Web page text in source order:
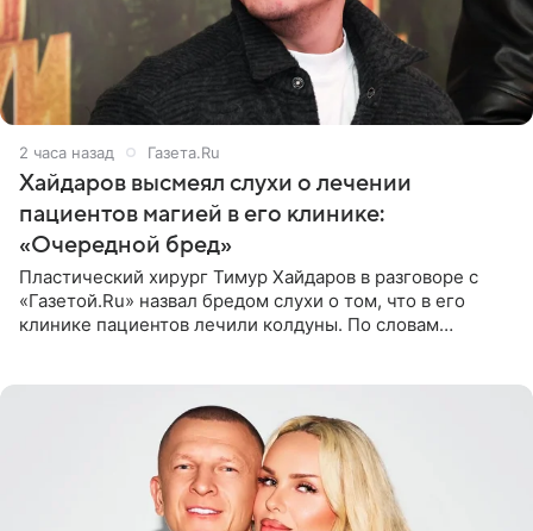
2 часа назад Газета.Ru
Хайдаров высмеял слухи о лечении
пациентов магией в его клинике:
«Очередной бред»
Пластический хирург Тимур Хайдаров в разговоре с
«Газетой.Ru» назвал бредом слухи о том, что в его
клинике пациентов лечили колдуны. По словам